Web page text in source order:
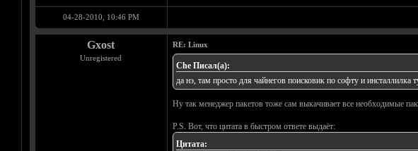
04-28-2010, 10:46 PM
Gxost
Unregistered
RE: Linux
Che Писал(а):
да нэ, там просто для чайнегов поисковик по софту и
Ну так менеджер пакетов тоже сам выкачивает все необходимые
P.S. Вот, что цитата в быстром ответе выдаёт:
Цитата: